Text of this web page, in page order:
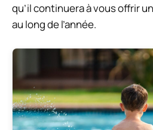
qu’il continuera à vous offrir
au long de l’année.